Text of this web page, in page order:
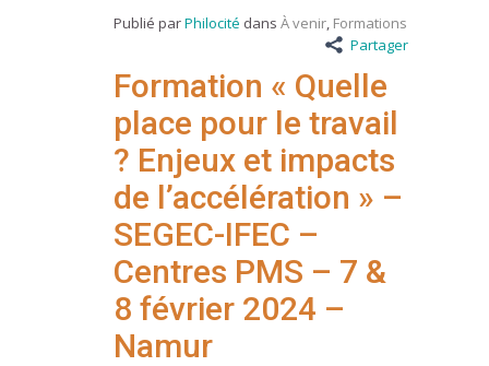
Publié parPhilocité dans À venir Formations
Partager
Formation « Quelle
place pour le travail
? Enjeux et impacts
de l’accélération » –
SEGEC-IFEC –
Centres PMS – 7 &
8 février 2024 –
Namur